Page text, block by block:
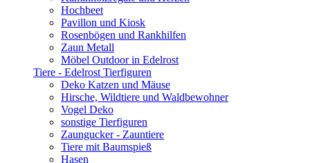
Hochbeet
Pavillon und Kiosk
Rosenbögen und Rankhilfen
Zaun Metall
Möbel Outdoor in Edelrost
Tiere - Edelrost Tierfiguren
Deko Katzen und Mäuse
Hirsche, Wildtiere und Waldbewohner
Vogel Deko
sonstige Tierfiguren
Zaungucker - Zauntiere
Tiere mit Baumspieß
Hasen